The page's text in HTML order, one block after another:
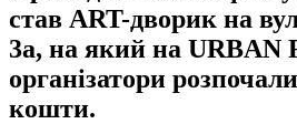
став ART-дворик на
3а, на який на URBAN
організатори
кошти.